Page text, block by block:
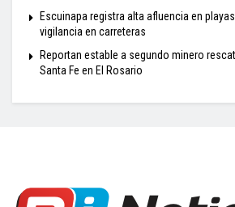
Escuinapa registra alta afluencia en
vigilancia en carreteras
Reportan estable a segundo minero
Santa Fe en El Rosario